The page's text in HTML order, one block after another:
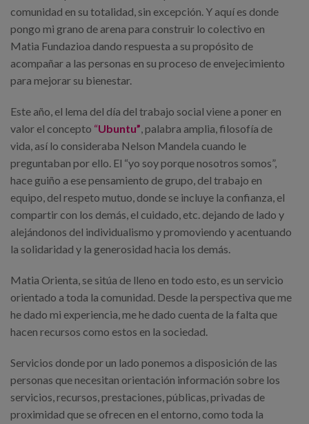
comunidad en su totalidad, sin excepción. Y aquí es donde
pongo mi grano de arena para construir lo colectivo en
Matia Fundazioa dando respuesta a su propósito de
acompañar a las personas en su proceso de envejecimiento
para mejorar su bienestar.
Este año, el lema del día del trabajo social viene a poner en
valor el concepto “Ubuntu”, palabra amplia, filosofía de
vida, así lo consideraba Nelson Mandela cuando le
preguntaban por ello. El “yo soy porque nosotros somos”,
hace guiño a ese pensamiento de grupo, del trabajo en
equipo, del respeto mutuo, donde se incluye la confianza, el
compartir con los demás, el cuidado, etc. dejando de lado y
alejándonos del individualismo y promoviendo y acentuando
la solidaridad y la generosidad hacia los demás.
Matia Orienta, se sitúa de lleno en todo esto, es un servicio
orientado a toda la comunidad. Desde la perspectiva que me
he dado mi experiencia, me he dado cuenta de la falta que
hacen recursos como estos en la sociedad.
Servicios donde por un lado ponemos a disposición de las
personas que necesitan orientación información sobre los
servicios, recursos, prestaciones, públicas, privadas de
proximidad que se ofrecen en el entorno, como toda la